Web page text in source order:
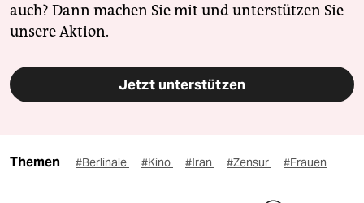
auch? Dann machen Sie mit und unterstützen Sie
unsere Aktion.
Jetzt unterstützen
Themen #Berlinale #Kino #Iran #Zensur #Frauen